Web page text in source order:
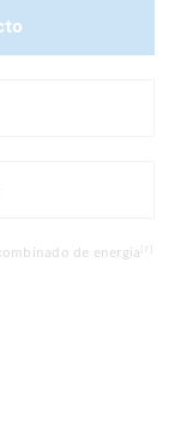
de energia [7]